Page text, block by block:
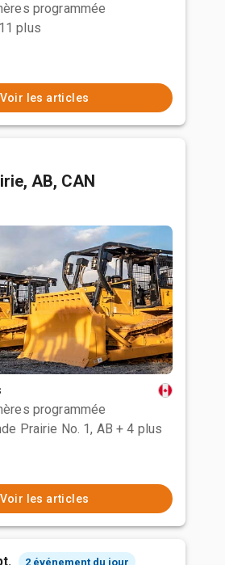
programmée
plus
Voir les articles
AB, CAN
programmée
Prairie No. 1, AB + 4 plus
Voir les articles
2 événement du jour